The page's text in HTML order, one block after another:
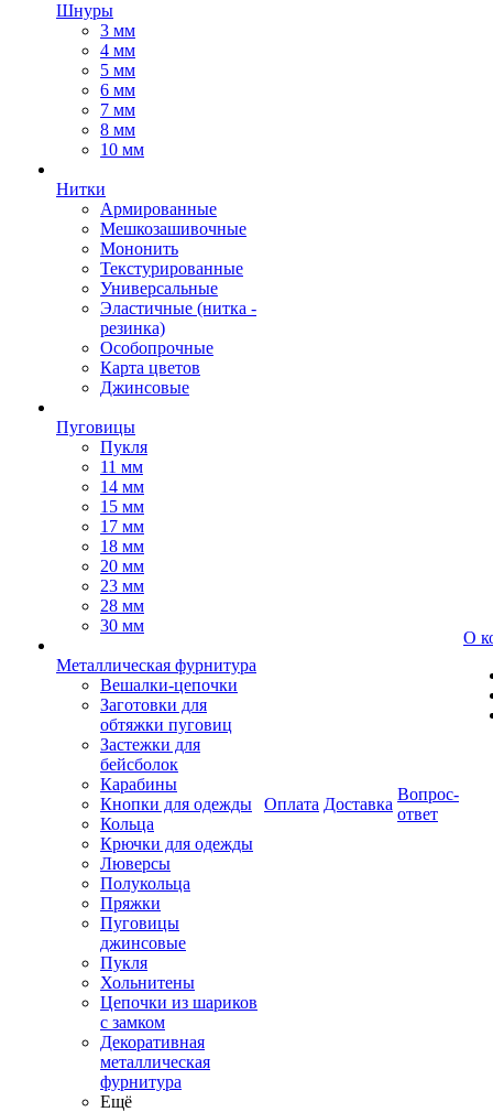
Шнуры
3 мм
4 мм
5 мм
6 мм
7 мм
8 мм
10 мм
Нитки
Армированные
Мешкозашивочные
Мононить
Текстурированные
Универсальные
Эластичные (нитка -
резинка)
Особопрочные
Карта цветов
Джинсовые
Пуговицы
Пукля
11 мм
14 мм
15 мм
17 мм
18 мм
20 мм
23 мм
28 мм
30 мм
Металлическая фурнитура
Вешалки-цепочки
Заготовки для
обтяжки пуговиц
Застежки для
бейсболок
Карабины
Кнопки для одежды
Кольца
Крючки для одежды
Люверсы
Полукольца
Пряжки
Пуговицы
джинсовые
Пукля
Хольнитены
Цепочки из шариков
с замком
Декоративная
металлическая
фурнитура
Ещё
Оплата Доставка
Вопрос-
ответ
О